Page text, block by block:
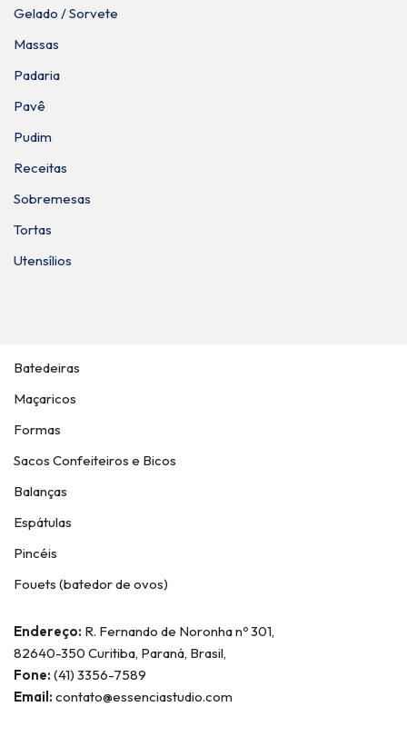
Gelado / Sorvete
Massas
Padaria
Pavê
Pudim
Receitas
Sobremesas
Tortas
Utensílios
Batedeiras
Maçaricos
Formas
Sacos Confeiteiros e Bicos
Balanças
Espátulas
Pincéis
Fouets (batedor de ovos)
Endereço: R. Fernando de Noronha nº 301,
82640-350 Curitiba, Paraná, Brasil,
Fone: (41) 3356-7589
Email: contato@essenciastudio.com